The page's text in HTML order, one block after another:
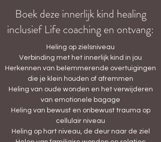
Boek deze innerlijk kind healing
inclusief Life coaching en ontvang:
Heling op zielsniveau
Verbinding met het innerlijk kind in jou
Herkennen van belemmerende overtuigingen
die je klein houden of afremmen
Heling van oude wonden en het verwijderen
van emotionele bagage
Heling van bewust en onbewust trauma op
cellulair niveau
Heling op hart niveau, de deur naar de ziel